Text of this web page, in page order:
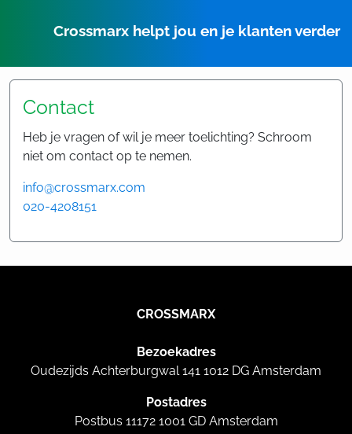
Crossmarx helpt jou en je klanten verder
Contact
Heb je vragen of wil je meer toelichting? Schroom
niet om contact op te nemen.
info@crossmarx.com
020-4208151
CROSSMARX
Bezoekadres
Oudezijds Achterburgwal 141 1012 DG Amsterdam
Postadres
Postbus 11172 1001 GD Amsterdam